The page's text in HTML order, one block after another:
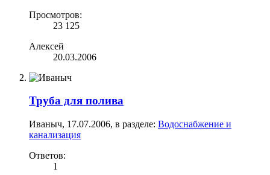
Просмотров:
23 125
Алексей
20.03.2006
Труба для полива
Иваныч, 17.07.2006, в разделе: Водоснабжение и
канализация
Ответов:
1